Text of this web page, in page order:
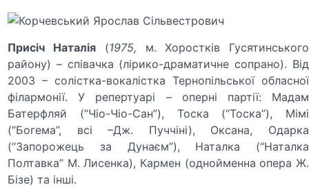
Присіч Наталія(1975, м. Хоростків Гусятинського
району) – співачка (лірико-драматичне сопрано). Від
2003 – солістка-вокалістка Тернопільської обласної
філармонії. У репертуарі – оперні партії: Мадам
Батерфляй (“Чіо-Чіо-Сан”), Тоска (“Тоска”), Мімі
(“Богема”, всі –Дж. Пуччіні), Оксана, Одарка
(“Запорожець за Дунаєм”), Наталка (“Наталка
Полтавка” М. Лисенка), Кармен (однойменна опера Ж.
Бізе) та інші.